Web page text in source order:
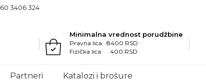
3406 324
Minimalna vrednost porudžbine
Pravna lica: 8400 RSD
Fizička lica: 400 RSD
Partneri Katalozi i brošure